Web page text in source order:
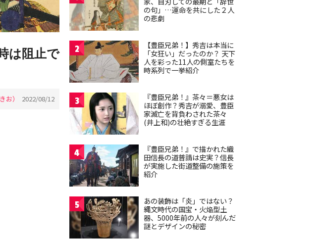
は阻止で
お） 2022/08/12
の句」…運命を共にした２人
の悲劇
2
【豊臣兄弟！】秀吉は本当に
「女狂い」だったのか？ 天下
人を彩った11人の側室たちを
時系列で一挙紹介
3
『豊臣兄弟！』茶々＝悪女は
ほぼ創作？秀吉が溺愛、豊臣
家滅亡を背負わされた茶々
(井上和)の壮絶すぎる生涯
4
『豊臣兄弟！』で描かれた織
田信長の道普請は史実？信長
が実施した街道整備の施策を
紹介
5
あの装飾は「炎」ではない？
縄文時代の国宝・火焔型土
器、5000年前の人々が刻んだ
謎とデザインの秘密